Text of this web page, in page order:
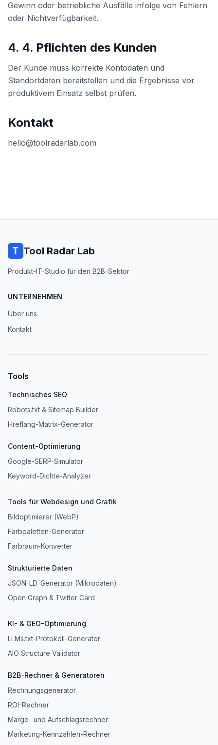
Gewinn oder betriebliche Ausfälle infolge von Fehlern
oder Nichtverfügbarkeit.
4. 4. Pflichten des Kunden
Der Kunde muss korrekte Kontodaten und
Standortdaten bereitstellen und die Ergebnisse vor
produktivem Einsatz selbst prüfen.
Kontakt
hello@toolradarlab.com
Tool Radar Lab
Produkt-IT-Studio für den B2B-Sektor
UNTERNEHMEN
Über uns
Kontakt
Tools
Technisches SEO
Robots.txt & Sitemap Builder
Hreflang-Matrix-Generator
Content-Optimierung
Google-SERP-Simulator
Keyword-Dichte-Analyzer
Tools für Webdesign und Grafik
Bildoptimierer (WebP)
Farbpaletten-Generator
Farbraum-Konverter
Strukturierte Daten
JSON-LD-Generator (Mikrodaten)
Open Graph & Twitter Card
KI- & GEO-Optimierung
LLMs.txt-Protokoll-Generator
AIO Structure Validator
B2B-Rechner & Generatoren
Rechnungsgenerator
ROI-Rechner
Marge- und Aufschlagsrechner
Marketing-Kennzahlen-Rechner